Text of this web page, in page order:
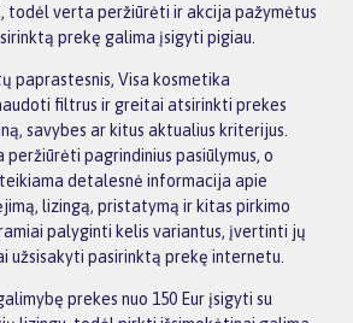
todėl verta peržiūrėti ir akcija pažymėtus
prekę galima įsigyti pigiau.
paprastesnis, Visa kosmetika
filtrus ir greitai atsirinkti prekes
savybes ar kitus aktualius kriterijus.
peržiūrėti pagrindinius pasiūlymus, o
detalesnė informacija apie
lizingą, pristatymą ir kitas pirkimo
palyginti kelis variantus, įvertinti jų
užsisakyti pasirinktą prekę internetu.
prekes nuo 150 Eur įsigyti su